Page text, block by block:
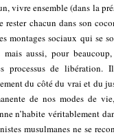
vivre ensemble (dans la
rester chacun dans son
montages sociaux qui se
mais aussi, pour
processus de
du côté du vrai et du
de nos modes de
n’habite véritablement
musulmanes ne se